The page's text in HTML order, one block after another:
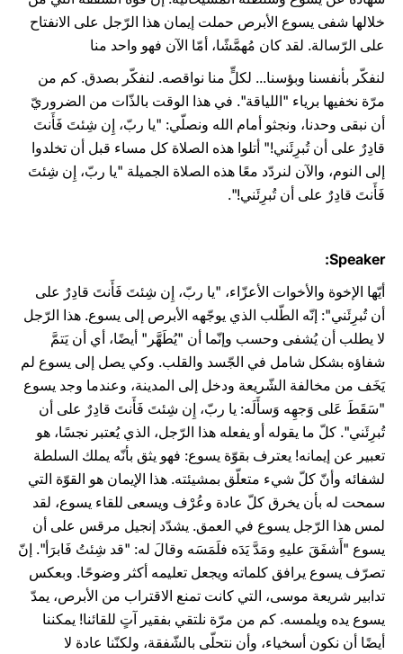
خلالها شفى يسوع الأبرص حملت إيمان هذا الرّجل على الانفتاح
على الرّسالة. لقد كان مُهمَّشًا، أمّا الآن فهو واحد منا
لنفكّر بأنفسنا وبؤسنا... لكلٍّ منا نواقصه. لنفكّر بصدق. كم من
مرّة نخفيها برياء "اللياقة". في هذا الوقت بالذّات من الضروريّ
أن نبقى وحدنا، ونجثو أمام الله ونصلّي: "يا ربّ، إِن شِئتَ فَأَنتَ
قادِرٌ على أن تُبرِئَني!" أتلوا هذه الصلاة كل مساء قبل أن تخلدوا
إلى النوم، والآن لنردّد معًا هذه الصلاة الجميلة "يا ربّ، إِن شِئتَ
فَأَنتَ قادِرٌ على أن تُبرِئَني!".
Speaker:
أيّها الإخوة والأخوات الأعزّاء، "يا ربّ، إِن شِئتَ فَأَنتَ قادِرٌ على
أن تُبرِئَني": إنّه الطّلب الذي يوجّهه الأبرص إلى يسوع. هذا الرّجل
لا يطلب أن يُشفى وحسب وإنّما أن "يُطَهَّر" أيضًا، أي أن يَتمَّ
شفاؤه بشكل شامل في الجّسد والقلب. وكي يصل إلى يسوع لم
يَخَف من مخالفة الشّريعة ودخل إلى المدينة، وعندما وجد يسوع
"سَقَطَ عَلى وَجهِه وَسأَلَه: يا ربّ، إِن شِئتَ فَأَنتَ قادِرٌ على أن
تُبرِئَني". كلّ ما يقوله أو يفعله هذا الرّجل، الذي يُعتبر نجسًا، هو
تعبير عن إيمانه! يعترف بقوّة يسوع: فهو يثق بأنّه يملك السلطة
لشفائه وأنّ كلّ شيء متعلّق بمشيئته. هذا الإيمان هو القوّة التي
سمحت له بأن يخرق كلّ عادة وعُرْف ويسعى للقاء يسوع، لقد
لمس هذا الرّجل يسوع في العمق. يشدّد إنجيل مرقس على أن
يسوع "أَشفَقَ عليهِ ومَدَّ يَدَه فلَمَسَه وقالَ له: "قد شِئتُ فَابرَأ". إنّ
تصرّف يسوع يرافق كلماته ويجعل تعليمه أكثر وضوحًا. وبعكس
تدابير شريعة موسى، التي كانت تمنع الاقتراب من الأبرص، يمدّ
يسوع يده ويلمسه. كم من مرّة نلتقي بفقير آتٍ للقائنا! يمكننا
أيضًا أن نكون أسخياء، وأن نتحلّى بالشّفقة، ولكنّنا عادة لا